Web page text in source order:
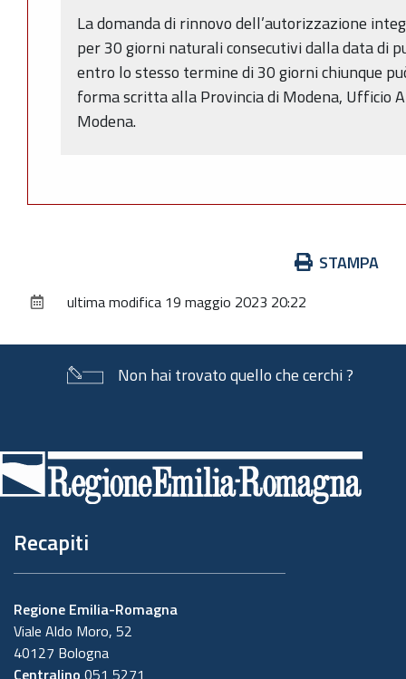
La domanda di rinnovo dell’autorizzazione
per 30 giorni naturali consecutivi dalla data di
entro lo stesso termine di 30 giorni chiunque
forma scritta alla Provincia di Modena, Ufficio
Modena.
documento
STAMPA
ultima modifica 19 maggio 2023 20:22
Non hai trovato quello che cerchi ?
di
pagina
Recapiti
Regione Emilia-Romagna
Viale Aldo Moro, 52
40127 Bologna
Centralino 051 5271